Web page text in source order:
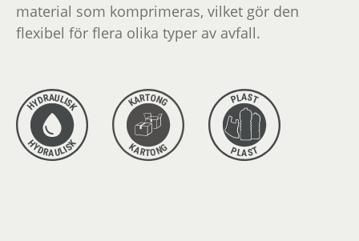
material som komprimeras, vilket gör den
flexibel för flera olika typer av avfall.